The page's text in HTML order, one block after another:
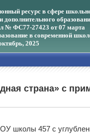
ресурс в сфере
№ ФС77-27423 от 07 марта
в современной
2025
страна» с
школы 457 с